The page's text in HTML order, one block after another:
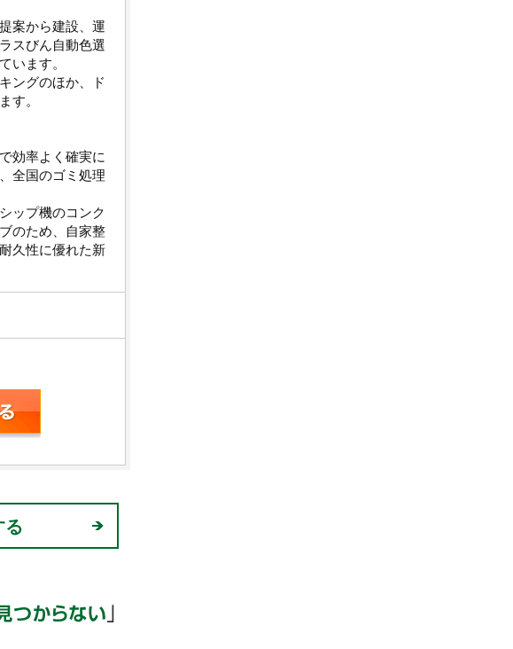
案から建設、運
スびん自動色選
います。
ングのほか、ド
す。
効率よく確実に
全国のゴミ処理
ップ機のコンク
のため、自家整
久性に優れた新
る